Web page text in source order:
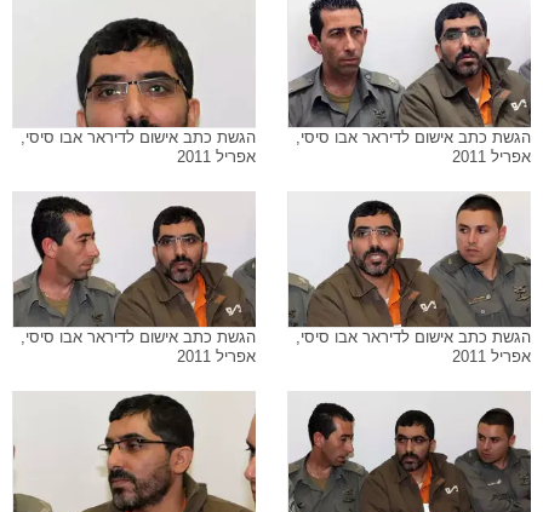
הגשת כתב אישום לדיראר אבו סיסי,
אפריל 2011
הגשת כתב אישום לדיראר אבו סיסי,
אפריל 2011
הגשת כתב אישום לדיראר אבו סיסי,
אפריל 2011
הגשת כתב אישום לדיראר אבו סיסי,
אפריל 2011